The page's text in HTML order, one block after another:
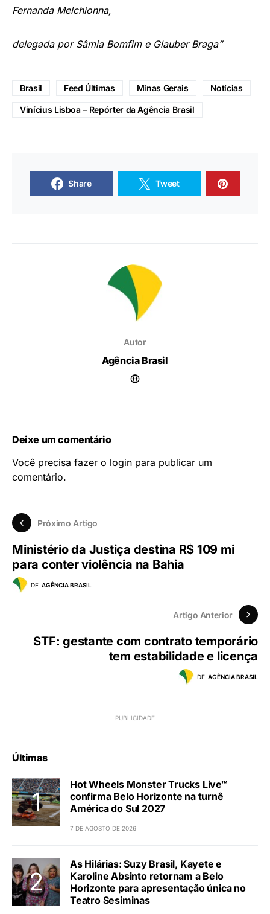
Fernanda Melchionna,
delegada por Sâmia Bomfim e Glauber Braga”
Brasil Feed Últimas Minas Gerais Notícias
Vinícius Lisboa – Repórter da Agência Brasil
Share Tweet
Autor
Agência Brasil
Deixe um comentário
Você precisa fazer o login para publicar um
comentário.
Próximo Artigo
Ministério da Justiça destina R$ 109 mi
para conter violência na Bahia
DE AGÊNCIA BRASIL
Artigo Anterior
STF: gestante com contrato temporário
tem estabilidade e licença
DE AGÊNCIA BRASIL
Últimas
Hot Wheels Monster Trucks Live™
confirma Belo Horizonte na turnê
América do Sul 2027
7 DE AGOSTO DE 2026
As Hilárias: Suzy Brasil, Kayete e
Karoline Absinto retornam a Belo
Horizonte para apresentação única no
Teatro Sesiminas